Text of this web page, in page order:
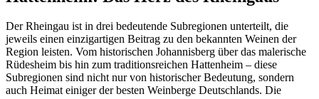
Der Rheingau ist in drei bedeutende Subregionen unterteilt, die
jeweils einen einzigartigen Beitrag zu den bekannten Weinen der
Region leisten. Vom historischen Johannisberg über das malerische
Rüdesheim bis hin zum traditionsreichen Hattenheim – diese
Subregionen sind nicht nur von historischer Bedeutung, sondern
auch Heimat einiger der besten Weinberge Deutschlands. Die